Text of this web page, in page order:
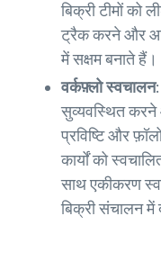
बिक्री टीमों को
ट्रैक करने और
में सक्षम बनाते हैं।
वर्कफ़्लो
सुव्यवस्थित करने
प्रविष्टि और
कार्यों को
साथ एकीकरण
बिक्री संचालन में